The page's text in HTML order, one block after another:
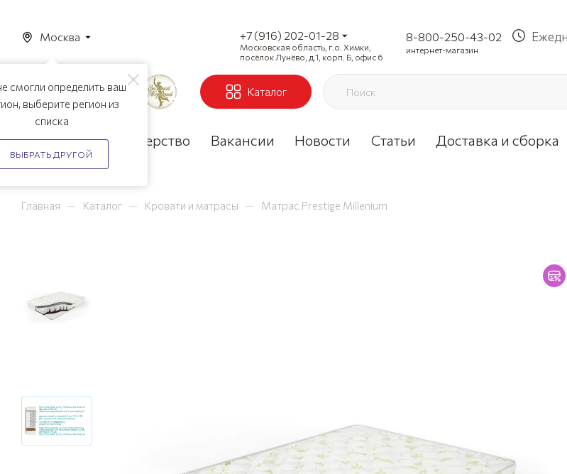
Москва
смогли определить ваш
выберите регион из
списка
ВЫБРАТЬ ДРУГОЙ
+7 (916) 202-01-28
Московская область, г.о. Химки,
посёлок Лунёво, д.1, корп. Б, офис 6
8-800-250-43-02
интернет-магазин
Каталог
Акции Партнерство Вакансии Новости Статьи Доставка и сборка
Главная — Каталог — Кровати и матрасы — Матрас Prestige Millenium